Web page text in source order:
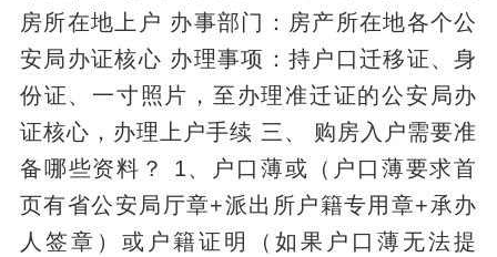
房所在地上户 办事部门：房产所在地各个公
安局办证核心 办理事项：持户口迁移证、身
份证、一寸照片，至办理准迁证的公安局办
证核心，办理上户手续 三、 购房入户需要准
备哪些资料？ 1、户口薄或（户口薄要求首
页有省公安局厅章+派出所户籍专用章+承办
人签章）或户籍证明（如果户口薄无法提